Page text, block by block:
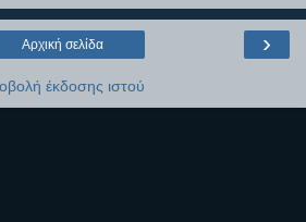
›
Αρχική σελίδα
έκδοσης ιστού